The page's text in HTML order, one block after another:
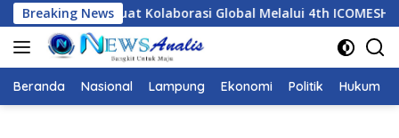
Langsung
ke
konten
Breaking News
Kolaborasi Global Melalui 4th ICOMESH 2026 Dari
Beranda Nasional Lampung Ekonomi Politik Hukum